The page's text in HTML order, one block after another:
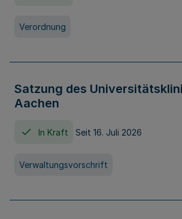
Verordnung
Satzung des
Aachen
In Kraft Seit 16. Juli 2026
Verwaltungsvorschrift